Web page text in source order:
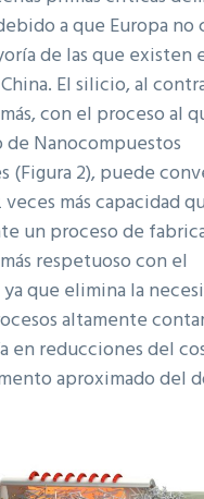
a que Europa no
de las que existen
El silicio, al
con el proceso al
Nanocompuestos
(Figura 2), puede
más capacidad
un proceso de
respetuoso con el
que elimina la
altamente
en reducciones del
aproximado del